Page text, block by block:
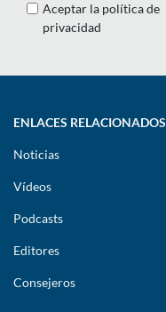
Aceptar la política de
privacidad
ENLACES RELACIONADOS
Noticias
Vídeos
Podcasts
Editores
Consejeros